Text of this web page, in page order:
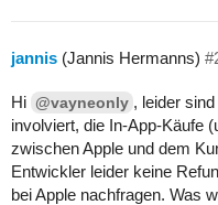
jannis (Jannis Hermanns)
Hi @vayneonly , leider
involviert, die In-App-Käufe
zwischen Apple und dem
Entwickler leider keine
bei Apple nachfragen. Was